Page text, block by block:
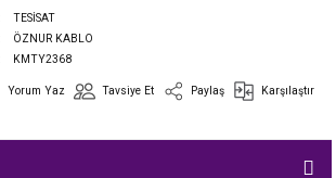
TESİSAT
ÖZNUR KABLO
KMTY2368
Yorum Yaz Tavsiye Et Paylaş Karşılaştır